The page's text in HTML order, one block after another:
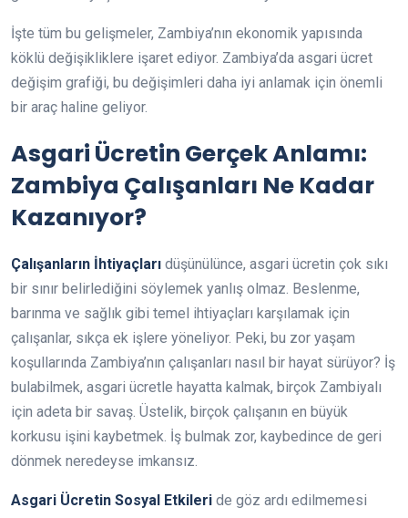
İşte tüm bu gelişmeler, Zambiya’nın ekonomik yapısında
köklü değişikliklere işaret ediyor. Zambiya’da asgari ücret
değişim grafiği, bu değişimleri daha iyi anlamak için önemli
bir araç haline geliyor.
Asgari Ücretin Gerçek Anlamı:
Zambiya Çalışanları Ne Kadar
Kazanıyor?
Çalışanların İhtiyaçları düşünülünce, asgari ücretin çok sıkı
bir sınır belirlediğini söylemek yanlış olmaz. Beslenme,
barınma ve sağlık gibi temel ihtiyaçları karşılamak için
çalışanlar, sıkça ek işlere yöneliyor. Peki, bu zor yaşam
koşullarında Zambiya’nın çalışanları nasıl bir hayat sürüyor? İş
bulabilmek, asgari ücretle hayatta kalmak, birçok Zambiyalı
için adeta bir savaş. Üstelik, birçok çalışanın en büyük
korkusu işini kaybetmek. İş bulmak zor, kaybedince de geri
dönmek neredeyse imkansız.
Asgari Ücretin Sosyal Etkileri de göz ardı edilmemesi